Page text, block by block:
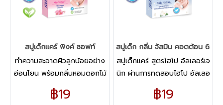
สบู่เด็กแคร์ พิงค์ ซอฟท์
ทำความสะอาดผิวลูกน้อยอย่าง
อ่อนโยน พร้อมกลิ่นหอมดอกไม้
นานาพันธุ์ ชวนน่าหลงใหลนการ
ทดสอบไฮโป-อัลเลอร์เจนิก*ผ่าน
฿19
สบู่เด็ก กลิ่น จัสมิน คอตต้อน 65 ก
สบู่เด็กแคร์ สูตรไฮโป อัลเลอร์เจ
นิก ผ่านการทดสอบไฮโป อัลเลอ
ร์เจนิก และทางการแพทย์
ผิวหนังสหรัฐอเมริกา แล้ว่าเป็น
฿19